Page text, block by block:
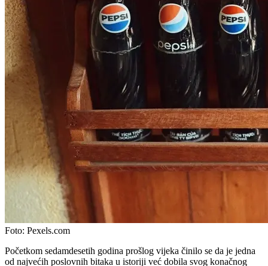
Foto: Pexels.com
Početkom sedamdesetih godina prošlog vijeka činilo se da je jedna
od najvećih poslovnih bitaka u istoriji već dobila svog konačnog